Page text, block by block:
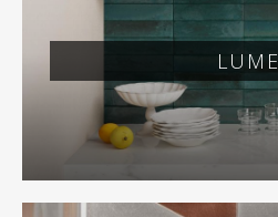
LUME